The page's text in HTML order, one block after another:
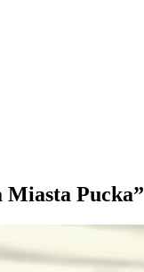
Miasta Pucka”